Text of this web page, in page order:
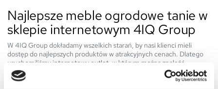
Najlepsze meble ogrodowe tanie w
sklepie internetowym 4IQ Group
W 4IQ Group dokładamy wszelkich starań, by nasi klienci mieli
dostęp do najlepszych produktów w atrakcyjnych cenach. Dlatego
uruchomiliśmy internetowy outlet, w którym można znaleźć
najlepsze, estetyczne meble ogrodowe tanie. Co znajdziesz w naszej
ofercie produktów przecenionych?